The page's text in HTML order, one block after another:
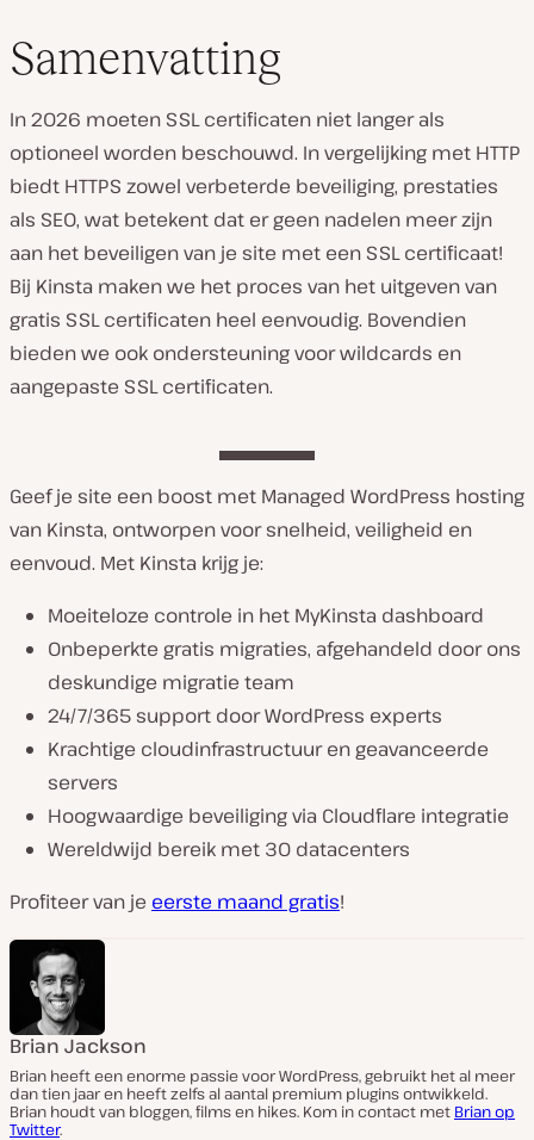
Samenvatting
In 2026 moeten SSL certificaten niet langer als
optioneel worden beschouwd. In vergelijking met HTTP
biedt HTTPS zowel verbeterde beveiliging, prestaties
als SEO, wat betekent dat er geen nadelen meer zijn
aan het beveiligen van je site met een SSL certificaat!
Bij Kinsta maken we het proces van het uitgeven van
gratis SSL certificaten heel eenvoudig. Bovendien
bieden we ook ondersteuning voor wildcards en
aangepaste SSL certificaten.
Geef je site een boost met Managed WordPress hosting
van Kinsta, ontworpen voor snelheid, veiligheid en
eenvoud. Met Kinsta krijg je:
Moeiteloze controle in het MyKinsta dashboard
Onbeperkte gratis migraties, afgehandeld door ons
deskundige migratie team
24/7/365 support door WordPress experts
Krachtige cloudinfrastructuur en geavanceerde
servers
Hoogwaardige beveiliging via Cloudflare integratie
Wereldwijd bereik met 30 datacenters
Profiteer van je eerste maand gratis!
Brian Jackson
Brian heeft een enorme passie voor WordPress, gebruikt het al meer
dan tien jaar en heeft zelfs al aantal premium plugins ontwikkeld.
Brian houdt van bloggen, films en hikes. Kom in contact met Brian op
Twitter.